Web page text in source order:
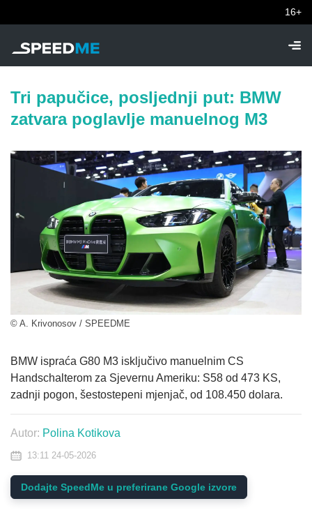
16+
Tri papučice, posljednji put: BMW
zatvara poglavlje manuelnog M3
© A. Krivonosov / SPEEDME
BMW ispraća G80 M3 isključivo manuelnim CS
Handschalterom za Sjevernu Ameriku: S58 od 473 KS,
zadnji pogon, šestostepeni mjenjač, od 108.450 dolara.
Autor: Polina Kotikova
13:11 24-05-2026
Dodajte SpeedMe u preferirane Google izvore